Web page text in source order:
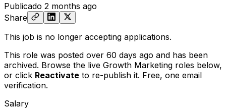
Publicado 2 months ago
Share
This job is no longer accepting applications.
This role was posted over 60 days ago and has been
archived. Browse the live Growth Marketing roles below,
or click Reactivate to re-publish it. Free, one email
verification.
Salary